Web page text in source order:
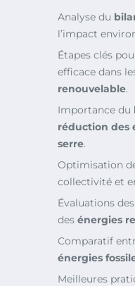
Analyse du
l’impact
Étapes clés
efficace dans
renouvelable.
Importance du
réduction des
serre.
Optimisation
collectivité et
Évaluations des
des énergies
Comparatif
énergies
Meilleures